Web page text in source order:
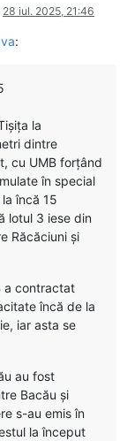
28 iul. 2025, 21:46
:
la
dintre
cu UMB forțând
în special
încă 15
lotul 3 iese din
Răcăciuni și
a contractat
încă de la
iar asta se
au fost
Bacău și
s-au emis în
la început